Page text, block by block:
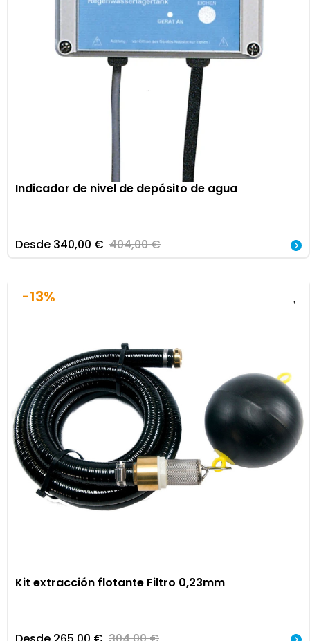
Indicador de nivel de depósito de agua
Desde 340,00 € 404,00€
-13%
Kit extracción flotante Filtro 0,23mm